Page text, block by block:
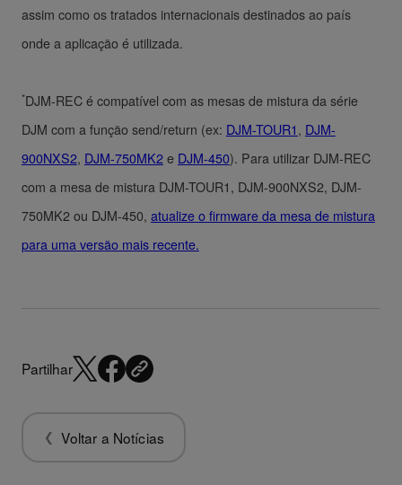
assim como os tratados internacionais destinados ao país
onde a aplicação é utilizada.
*DJM-REC é compatível com as mesas de mistura da série
DJM com a função send/return (ex: DJM-TOUR1 , DJM-
900NXS2, DJM-750MK2e DJM-450). Para utilizar DJM-REC
com a mesa de mistura DJM-TOUR1, DJM-900NXS2, DJM-
750MK2 ou DJM-450, atualize o firmware da mesa de mistura
para uma versão mais recente.
Partilhar
Voltar a Notícias